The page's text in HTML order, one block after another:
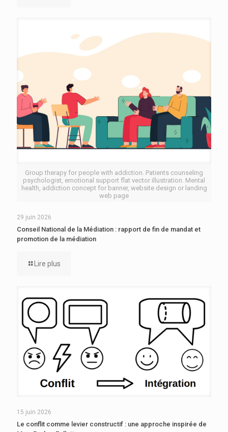
Group therapy for people with addiction. Patients counseling
psychologist, emotional support flat vector illustration. Mental
health, addiction concept for banner, website design or landing
web page
29 juin 2026
Conseil National de la Médiation : rapport de fin de mandat et
promotion de la médiation
Lire plus
15 juin 2026
Le conflit comme levier constructif : une approche inspirée de